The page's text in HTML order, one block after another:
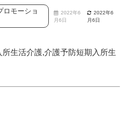
ロモーショ
2022年6
月6日
2022年6
月6日
所生活介護,介護予防短期入所生